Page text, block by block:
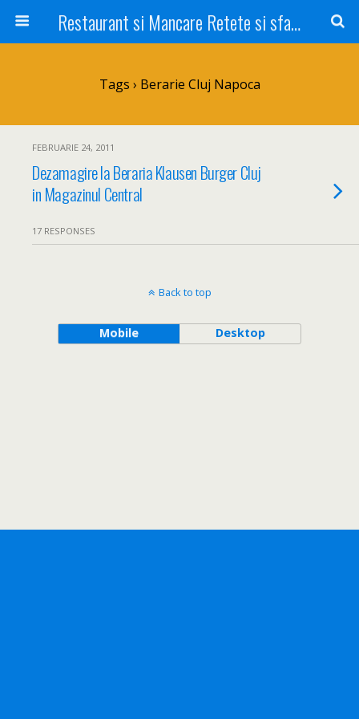
Restaurant si Mancare Retete si sfaturi Picant bun si rapid
Tags › Berarie Cluj Napoca
FEBRUARIE 24, 2011
Dezamagire la Beraria Klausen Burger Cluj
in Magazinul Central
17 RESPONSES
Back to top
Mobile Desktop